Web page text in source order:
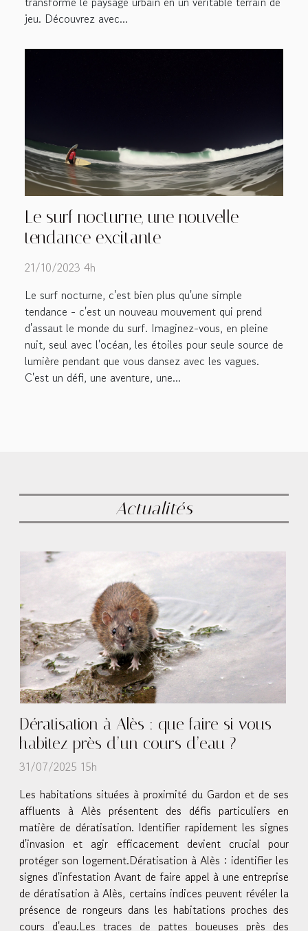
jeu. Découvrez avec...
Le surf nocturne, une nouvelle
tendance excitante
21/10/2023 4h
Le surf nocturne, c'est bien plus qu'une simple
tendance - c'est un nouveau mouvement qui prend
d'assaut le monde du surf. Imaginez-vous, en pleine
nuit, seul avec l'océan, les étoiles pour seule source de
lumière pendant que vous dansez avec les vagues.
C'est un défi, une aventure, une...
Actualités
Dératisation à Alès : que faire si vous
habitez près d’un cours d’eau ?
31/07/2025 15h
Les habitations situées à proximité du Gardon et de ses
affluents à Alès présentent des défis particuliers en
matière de dératisation. Identifier rapidement les signes
d'invasion et agir efficacement devient crucial pour
protéger son logement.Dératisation à Alès : identifier les
signes d'infestation Avant de faire appel à une entreprise
de dératisation à Alès, certains indices peuvent révéler la
présence de rongeurs dans les habitations proches des
cours d'eau.Les traces de pattes boueuses près des